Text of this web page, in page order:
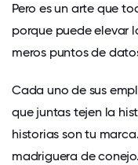
Pero es un arte que
porque puede elevar
meros puntos de
Cada uno de sus
que juntas tejen la
historias son tu
madriguera de conejo.